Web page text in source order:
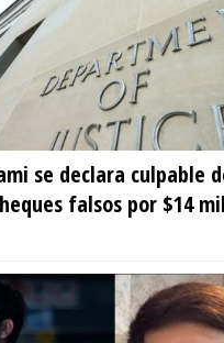
se declara culpable
falsos por $14